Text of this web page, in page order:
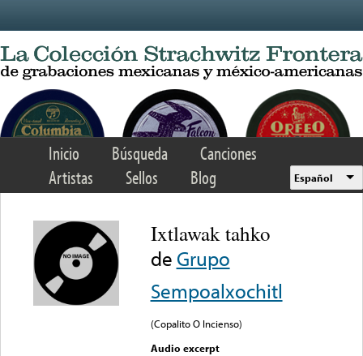
Inicio Búsqueda
Canciones
Artistas
Sellos Blog Español
Ixtlawak tahko
de Grupo
Sempoalxochitl
(Copalito O Incienso)
Audio excerpt